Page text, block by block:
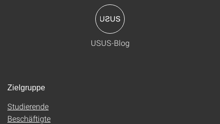
USUS-Blog
Zielgruppe
Studierende
Beschäftigte